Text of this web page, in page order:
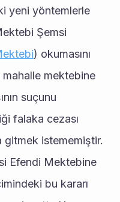
yeni yöntemlerle
Şemsi
) okumasını
mektebine
suçunu
falaka cezası
istememiştir.
Efendi Mektebine
bu kararı